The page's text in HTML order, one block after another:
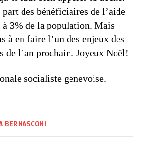
des bénéficiaires de l’aide
à 3% de la population. Mais
à en faire l’un des enjeux des
de l’an prochain. Joyeux Noël!
socialiste genevoise.
BERNASCONI